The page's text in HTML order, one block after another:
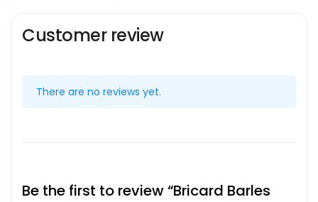
Customer review
There are no reviews yet.
Be the first to review “Bricard Barles